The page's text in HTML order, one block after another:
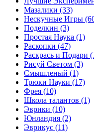
Мазалики (33)
Нескучные Игры
Поделкин (3)
Простая Наука (1)
Раскопки (47)
Раскрась и Подари
Рисуй Светом (3)
Смышленый (1)
Трюки Науки (17)
Фрея (10)
Школа талантов (1)
Эврики (10)
Юнландия (2)
Эврикус (11)